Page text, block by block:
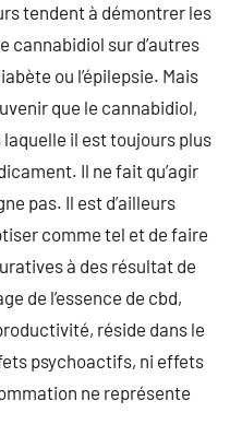
tendent à démontrer les
cannabidiol sur d’autres
ou l’épilepsie. Mais
que le cannabidiol,
il est toujours plus
Il ne fait qu’agir
pas. Il est d’ailleurs
comme tel et de faire
à des résultat de
de l’essence de cbd,
réside dans le
psychoactifs, ni effets
ne représente